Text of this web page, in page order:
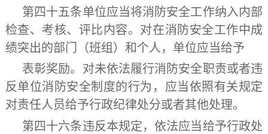
第四十五条单位应当将消防安全工作纳入内部
检查、考核、评比内容。对在消防安全工作中成
绩突出的部门（班组）和个人，单位应当给予
表彰奖励。对未依法履行消防安全职责或者违
反单位消防安全制度的行为，应当依照有关规定
对责任人员给予行政纪律处分或者其他处理。
第四十六条违反本规定，依法应当给予行政处